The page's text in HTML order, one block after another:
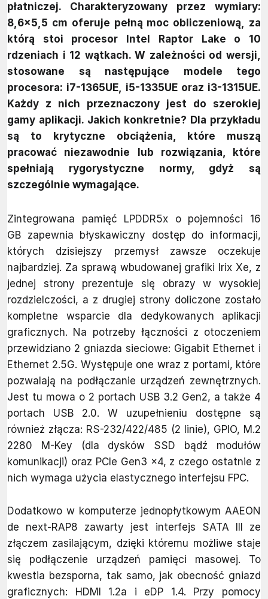
płatniczej. Charakteryzowany przez wymiary:
8,6×5,5 cm oferuje pełną moc obliczeniową, za
którą stoi procesor Intel Raptor Lake o 10
rdzeniach i 12 wątkach. W zależności od wersji,
stosowane są następujące modele tego
procesora: i7-1365UE, i5-1335UE oraz i3-1315UE.
Każdy z nich przeznaczony jest do szerokiej
gamy aplikacji. Jakich konkretnie? Dla przykładu
są to krytyczne obciążenia, które muszą
pracować niezawodnie lub rozwiązania, które
spełniają rygorystyczne normy, gdyż są
szczególnie wymagające.
Zintegrowana pamięć LPDDR5x o pojemności 16
GB zapewnia błyskawiczny dostęp do informacji,
których dzisiejszy przemysł zawsze oczekuje
najbardziej. Za sprawą wbudowanej grafiki Irix Xe, z
jednej strony prezentuje się obrazy w wysokiej
rozdzielczości, a z drugiej strony doliczone zostało
kompletne wsparcie dla dedykowanych aplikacji
graficznych. Na potrzeby łączności z otoczeniem
przewidziano 2 gniazda sieciowe: Gigabit Ethernet i
Ethernet 2.5G. Występuje one wraz z portami, które
pozwalają na podłączanie urządzeń zewnętrznych.
Jest tu mowa o 2 portach USB 3.2 Gen2, a także 4
portach USB 2.0. W uzupełnieniu dostępne są
również złącza: RS-232/422/485 (2 linie), GPIO, M.2
2280 M-Key (dla dysków SSD bądź modułów
komunikacji) oraz PCIe Gen3 ×4, z czego ostatnie z
nich wymaga użycia elastycznego interfejsu FPC.
Dodatkowo w komputerze jednopłytkowym AAEON
de next-RAP8 zawarty jest interfejs SATA III ze
złączem zasilającym, dzięki któremu możliwe staje
się podłączenie urządzeń pamięci masowej. To
kwestia bezsporna, tak samo, jak obecność gniazd
graficznych: HDMI 1.2a i eDP 1.4. Przy pomocy